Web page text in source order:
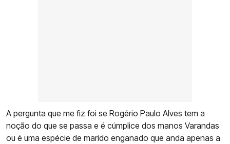
A pergunta que me fiz foi se Rogério Paulo Alves tem a
noção do que se passa e é cúmplice dos manos Varandas
ou é uma espécie de marido enganado que anda apenas a